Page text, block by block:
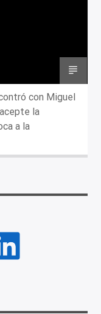
con Miguel
la
a la